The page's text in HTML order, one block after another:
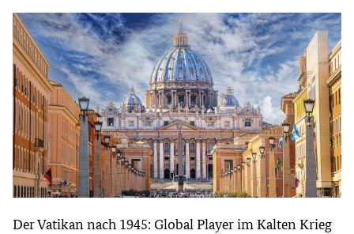
Der Vatikan nach 1945: Global Player im Kalten Krieg